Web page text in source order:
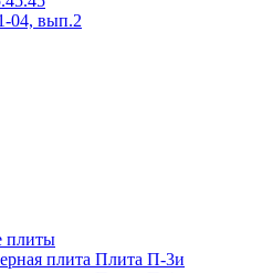
04, вып.2
плиты
плита Плита П-3и